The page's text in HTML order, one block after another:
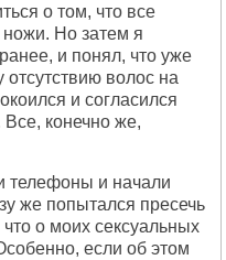
о том, что все
ножи. Но затем я
и понял, что уже
отсутствию волос на
и согласился
конечно же,
телефоны и начали
же попытался пресечь
о моих сексуальных
если об этом